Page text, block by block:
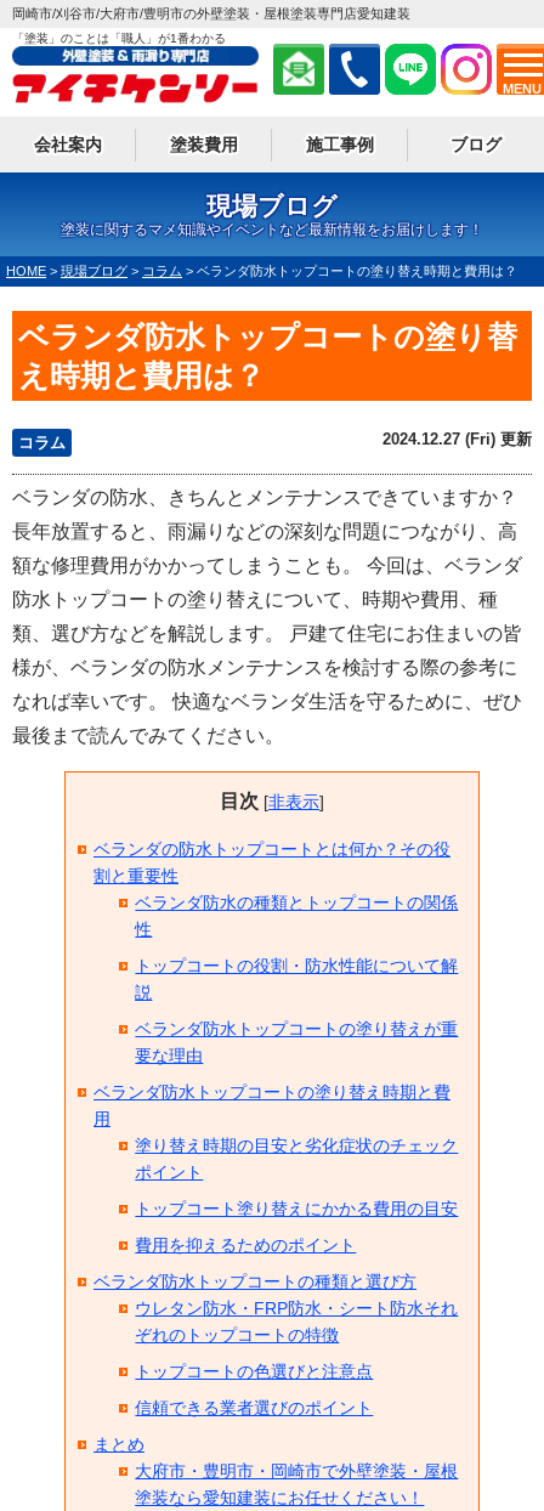
MENU
岡崎市/刈谷市/大府市/豊明市の外壁塗装・屋根塗装専門店愛知建装
「塗装」のことは「職人」が1番わかる
会社案内 塗装費用 施工事例 ブログ
現場ブログ
塗装に関するマメ知識やイベントなど最新情報をお届けします！
HOME > 現場ブログ > コラム > ベランダ防水トップコートの塗り替え時期と費用は？
ベランダ防水トップコートの塗り替
え時期と費用は？
コラム 2024.12.27 (Fri) 更新
ベランダの防水、きちんとメンテナンスできていますか？
長年放置すると、雨漏りなどの深刻な問題につながり、高
額な修理費用がかかってしまうことも。 今回は、ベランダ
防水トップコートの塗り替えについて、時期や費用、種
類、選び方などを解説します。 戸建て住宅にお住まいの皆
様が、ベランダの防水メンテナンスを検討する際の参考に
なれば幸いです。 快適なベランダ生活を守るために、ぜひ
最後まで読んでみてください。
目次 [非表示]
ベランダの防水トップコートとは何か？その役
割と重要性
ベランダ防水の種類とトップコートの関係
性
トップコートの役割・防水性能について解
説
ベランダ防水トップコートの塗り替えが重
要な理由
ベランダ防水トップコートの塗り替え時期と費
用
塗り替え時期の目安と劣化症状のチェック
ポイント
トップコート塗り替えにかかる費用の目安
費用を抑えるためのポイント
ベランダ防水トップコートの種類と選び方
ウレタン防水・FRP防水・シート防水それ
ぞれのトップコートの特徴
トップコートの色選びと注意点
信頼できる業者選びのポイント
まとめ
大府市・豊明市・岡崎市で外壁塗装・屋根
塗装なら愛知建装にお任せください！